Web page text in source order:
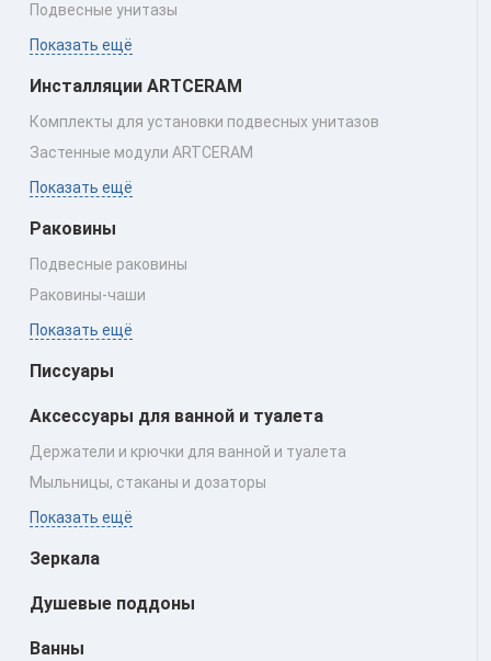
Подвесные унитазы
Показать ещё
Инсталляции ARTCERAM
Комплекты для установки подвесных унитазов
Застенные модули ARTCERAM
Показать ещё
Раковины
Подвесные раковины
Раковины‑чаши
Показать ещё
Писсуары
Аксессуары для ванной и туалета
Держатели и крючки для ванной и туалета
Мыльницы, стаканы и дозаторы
Показать ещё
Зеркала
Душевые поддоны
Ванны